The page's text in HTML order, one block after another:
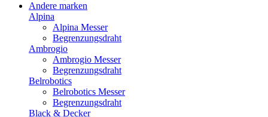
Andere marken
Alpina
Alpina Messer
Begrenzungsdraht
Ambrogio
Ambrogio Messer
Begrenzungsdraht
Belrobotics
Belrobotics Messer
Begrenzungsdraht
Black & Decker